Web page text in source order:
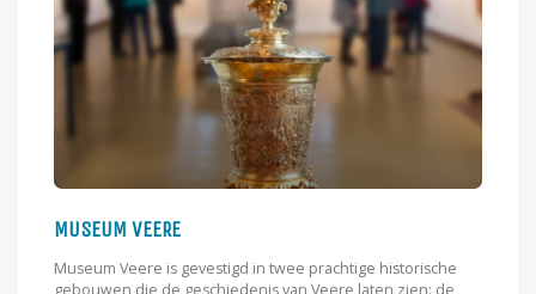
MUSEUM VEERE
Museum Veere is gevestigd in twee prachtige historische
gebouwen die de geschiedenis van Veere laten zien: de